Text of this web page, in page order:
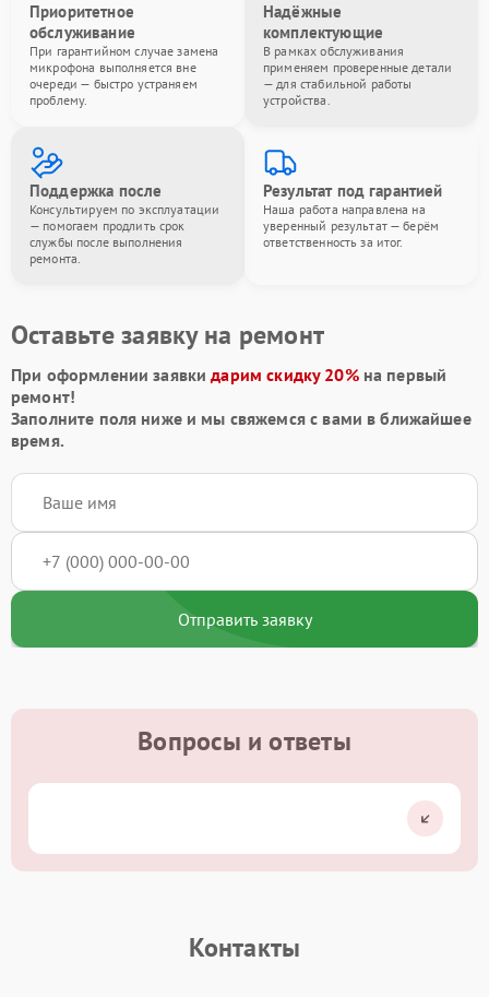
Приоритетное
обслуживание
При гарантийном случае замена
микрофона выполняется вне
очереди — быстро устраняем
проблему.
Надёжные
комплектующие
В рамках обслуживания
применяем проверенные детали
— для стабильной работы
устройства.
Поддержка после
Консультируем по эксплуатации
— помогаем продлить срок
службы после выполнения
ремонта.
Результат под гарантией
Наша работа направлена на
уверенный результат — берём
ответственность за итог.
Оставьте заявку на ремонт
При оформлении заявкидарим скидку 20%на первый
ремонт!
Заполните поля ниже и мы свяжемся с вами в ближайшее
время.
Отправить заявку
Вопросы и ответы
Контакты